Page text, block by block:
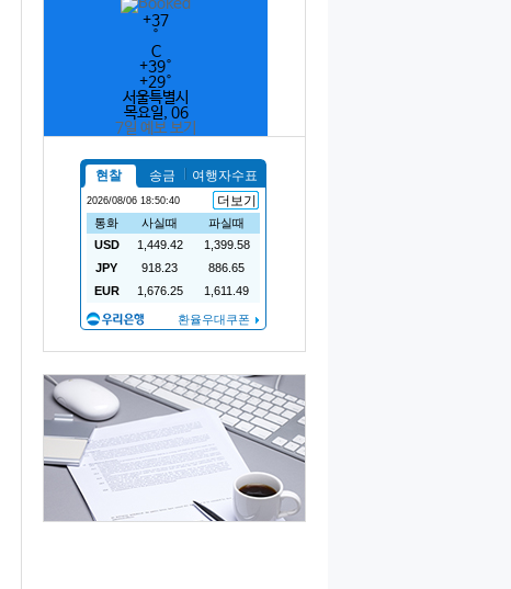
+37
°
C
+39°
+29°
서울특별시
목요일, 06
7일 예보 보기